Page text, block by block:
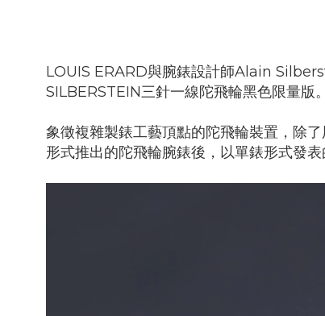
LOUIS ERARD與腕錶設計師Alain
SILBERSTEIN三針一線陀飛輪黑色限量版。
象徵複雜製錶工藝頂點的陀飛輪裝置，除
形式推出的陀飛輪腕錶後，以單錶形式發